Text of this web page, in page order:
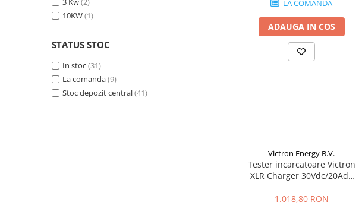
Acumulatori
BYD Battery 10KW(1)
STATUS STOC
In stoc(31)
La comanda(9)
Stoc depozit central(41)
LA COMANDA
ADAUGA IN COS
Victron Energy B.V.
Tester incarcatoare Victron
XLR Charger 30Vdc/20Adc
1.018,80 RON